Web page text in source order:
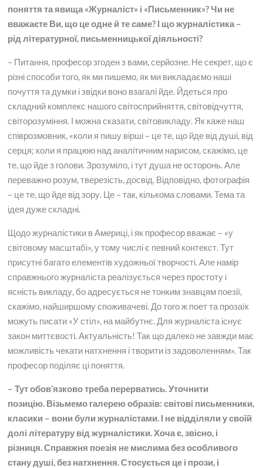
поняття та явища «Журналіст» і «Письменник»? Чи не
вважаєте Ви, що це одне й те саме? І що журналістика –
рід літературної, письменницької діяльності?
– Питання, професор згоден з вами, серйозне. Не секрет, що є
різні способи того, як ми пишемо, як ми викладаємо наші
почуття та думки і звідки воно взагалі йде. Йдеться про
складний комплекс нашого світосприйняття, світовідчуття,
світорозуміння. І можна сказати, світовикладу. Як каже наш
співрозмовник, «коли я пишу вірші – це те, що йде від душі, від
серця; коли я працюю над аналітичним нарисом, скажімо, це
те, що йде з голови. Зрозуміло, і тут душа не осторонь. Але
переважно розум, тверезість, досвід. Відповідно, фотографія
– це те, що йде від зору. Це – так, кількома словами. Тема та
ідея дуже складні.
Щодо журналістики в Америці, і як професор вважає – «у
світовому масштабі», у тому числі є певний контекст. Тут
присутні багато елементів художньої творчості. Але намір
справжнього журналіста реалізується через простоту і
ясність викладу, бо адресується не тонким знавцям поезії,
скажімо, найширшому споживачеві. До того ж поет та прозаїк
можуть писати «У стіл», на майбутнє. Для журналіста існує
закон миттєвості. Актуальність! Так що далеко не завжди має
можливість чекати натхнення і творити із задоволенням». Так
професор поділяє ці поняття.
– Тут обов’язково треба перерватись. Уточнити
позицію. Візьмемо галерею образів: світові письменники,
класики – вони були журналістами. І не відділяли у своїй
долі літературу від журналістики. Хоча є, звісно, ​​і
різниця. Справжня поезія не мислима без особливого
стану душі, без натхнення. Стосується це і прози, і